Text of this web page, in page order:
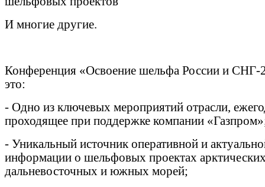
И многие другие.
Конференция «Освоение шельфа России и СНГ-
это:
- Одно из ключевых мероприятий отрасли,
проходящее при поддержке компании
- Уникальный источник оперативной и
информации о шельфовых проектах
дальневосточных и южных морей;